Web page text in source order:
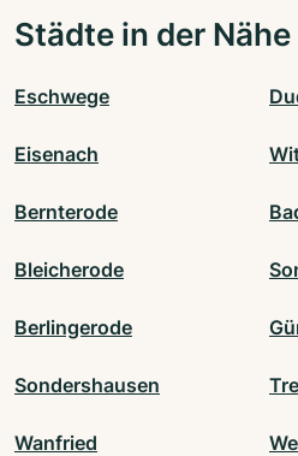
Städte in der Nähe
Eschwege
Eisenach
Bernterode
Bleicherode
Berlingerode
Sondershausen
Wanfried